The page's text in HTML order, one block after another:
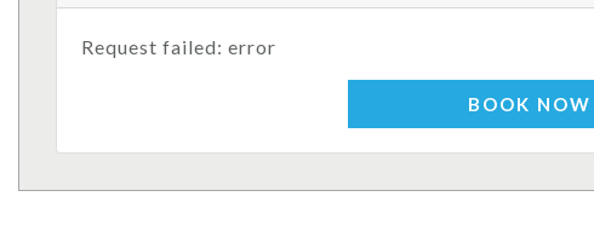
Request failed: error
BOOK NOW